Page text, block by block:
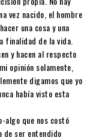
vez nacido, el hombre
una cosa y una
finalidad de la vida.
y hacen al respecto
opinión solamente,
digamos que yo
había visto esta
algo que nos costó
de ser entendido